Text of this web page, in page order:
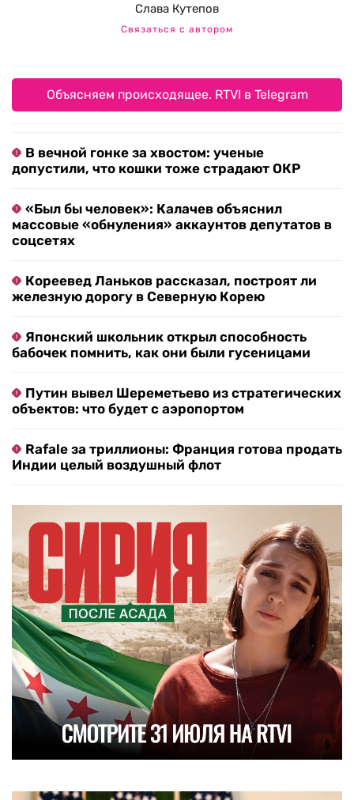
Слава Кутепов
Связаться с автором
Объясняем происходящее. RTVI в Telegram
В вечной гонке за хвостом: ученые
допустили, что кошки тоже страдают ОКР
«Был бы человек»: Калачев объяснил
массовые «обнуления» аккаунтов депутатов в
соцсетях
Кореевед Ланьков рассказал, построят ли
железную дорогу в Северную Корею
Японский школьник открыл способность
бабочек помнить, как они были гусеницами
Путин вывел Шереметьево из стратегических
объектов: что будет с аэропортом
Rafale за триллионы: Франция готова продать
Индии целый воздушный флот